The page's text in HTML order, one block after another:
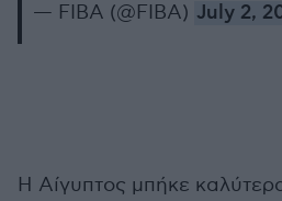
— FIBA (@FIBA) July 2,
Η Αίγυπτος μπήκε